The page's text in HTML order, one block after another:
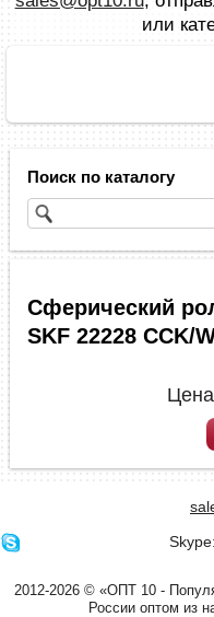
или
Поиск по каталогу
Сферический
SKF 22228 CCK/
2012-2026 © «ОПТ 10 -
России оптом из